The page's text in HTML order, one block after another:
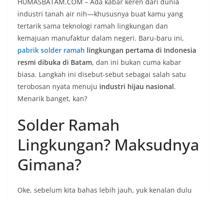
industri tanah air nih—khususnya buat kamu yang
tertarik sama teknologi ramah lingkungan dan
kemajuan manufaktur dalam negeri. Baru-baru ini,
pabrik solder ramah lingkungan pertama di Indonesia
resmi dibuka di Batam, dan ini bukan cuma kabar
biasa. Langkah ini disebut-sebut sebagai salah satu
terobosan nyata menuju industri hijau nasional.
Menarik banget, kan?
Solder Ramah
Lingkungan? Maksudnya
Gimana?
Oke, sebelum kita bahas lebih jauh, yuk kenalan dulu